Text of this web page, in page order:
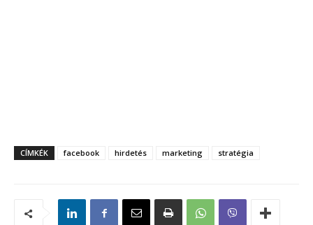
CÍMKÉK facebook hirdetés marketing stratégia